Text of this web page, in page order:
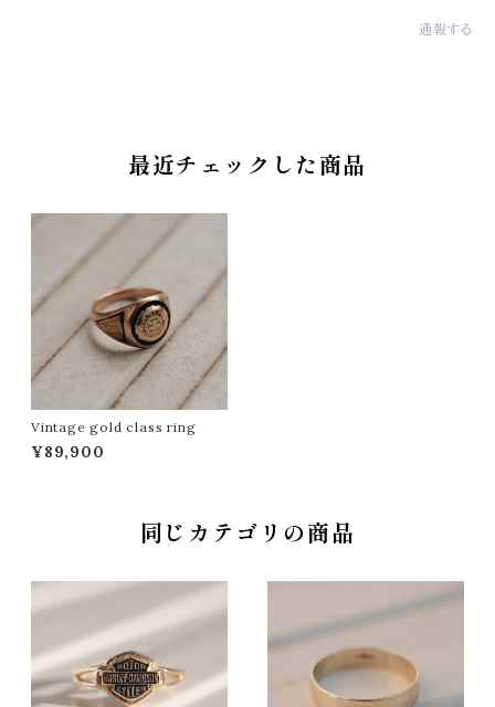
通報する
最近チェックした商品
Vintage gold class ring
¥89,900
同じカテゴリの商品